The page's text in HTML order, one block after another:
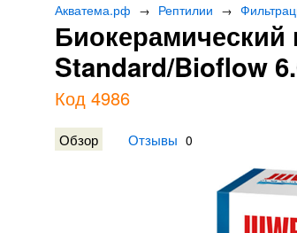
Акватема.рф → Рептилии →
Standard/Bioflow
Код 4986
Обзор Отзывы 0